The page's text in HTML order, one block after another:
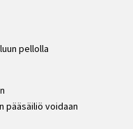
pellolla
pääsäiliö voidaan